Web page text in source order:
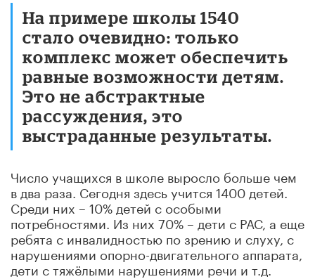
На примере школы 1540
стало очевидно: только
комплекс может обеспечить
равные возможности детям.
Это не абстрактные
рассуждения, это
выстраданные результаты.
Число учащихся в школе выросло больше чем
в два раза. Сегодня здесь учится 1400 детей.
Среди них – 10% детей с особыми
потребностями. Из них 70% – дети с РАС, а еще
ребята с инвалидностью по зрению и слуху, с
нарушениями опорно-двигательного аппарата,
дети с тяжёлыми нарушениями речи и т.д.